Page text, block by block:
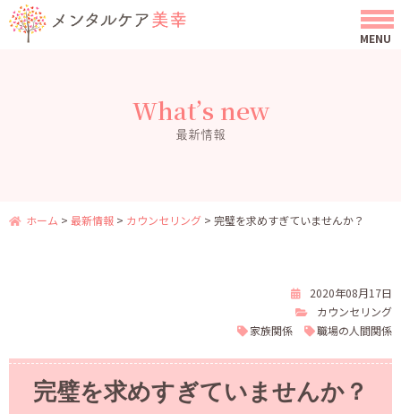
What’s new
最新情報
ホーム > 最新情報 > カウンセリング > 完璧を求めすぎていませんか？
2020年08月17日
カウンセリング
家族関係
職場の人間関係
完璧を求めすぎていませんか？